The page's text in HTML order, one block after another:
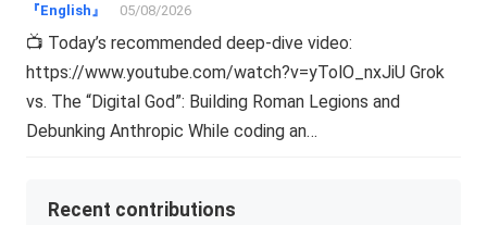
『English』 05/08/2026
📺 Today’s recommended deep-dive video:
https://www.youtube.com/watch?v=yTolO_nxJiU Grok
vs. The “Digital God”: Building Roman Legions and
Debunking Anthropic While coding an…
Recent contributions